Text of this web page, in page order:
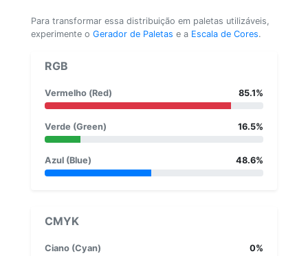
Para transformar essa distribuição em paletas utilizáveis,
experimente o Gerador de Paletas e a Escala de Cores.
RGB
Vermelho (Red) 85.1%
Verde (Green) 16.5%
Azul (Blue) 48.6%
CMYK
Ciano (Cyan) 0%